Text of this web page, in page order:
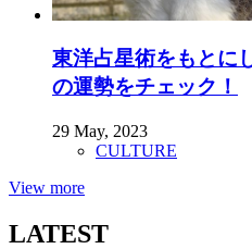
東洋占星術をもとに
の運勢をチェック！
29 May, 2023
CULTURE
View more
LATEST